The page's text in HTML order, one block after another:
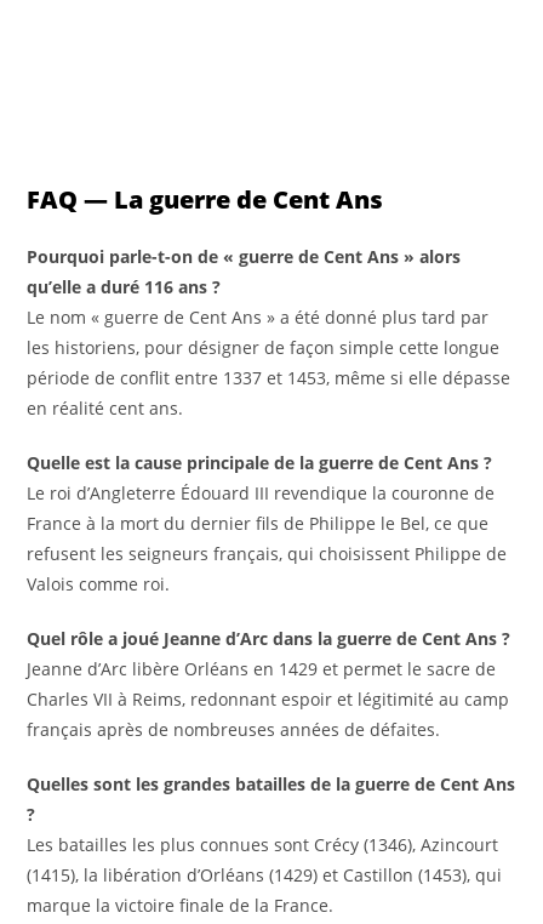
FAQ — La guerre de Cent Ans
Pourquoi parle-t-on de « guerre de Cent Ans » alors
qu’elle a duré 116 ans ?
Le nom « guerre de Cent Ans » a été donné plus tard par
les historiens, pour désigner de façon simple cette longue
période de conflit entre 1337 et 1453, même si elle dépasse
en réalité cent ans.
Quelle est la cause principale de la guerre de Cent Ans ?
Le roi d’Angleterre Édouard III revendique la couronne de
France à la mort du dernier fils de Philippe le Bel, ce que
refusent les seigneurs français, qui choisissent Philippe de
Valois comme roi.
Quel rôle a joué Jeanne d’Arc dans la guerre de Cent Ans ?
Jeanne d’Arc libère Orléans en 1429 et permet le sacre de
Charles VII à Reims, redonnant espoir et légitimité au camp
français après de nombreuses années de défaites.
Quelles sont les grandes batailles de la guerre de Cent Ans
?
Les batailles les plus connues sont Crécy (1346), Azincourt
(1415), la libération d’Orléans (1429) et Castillon (1453), qui
marque la victoire finale de la France.